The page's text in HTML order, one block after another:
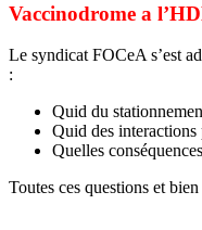
Vaccinodrome a
Le syndicat FOCeA s’est
:
Quid du
Quid des interactions
Quelles
Toutes ces questions et